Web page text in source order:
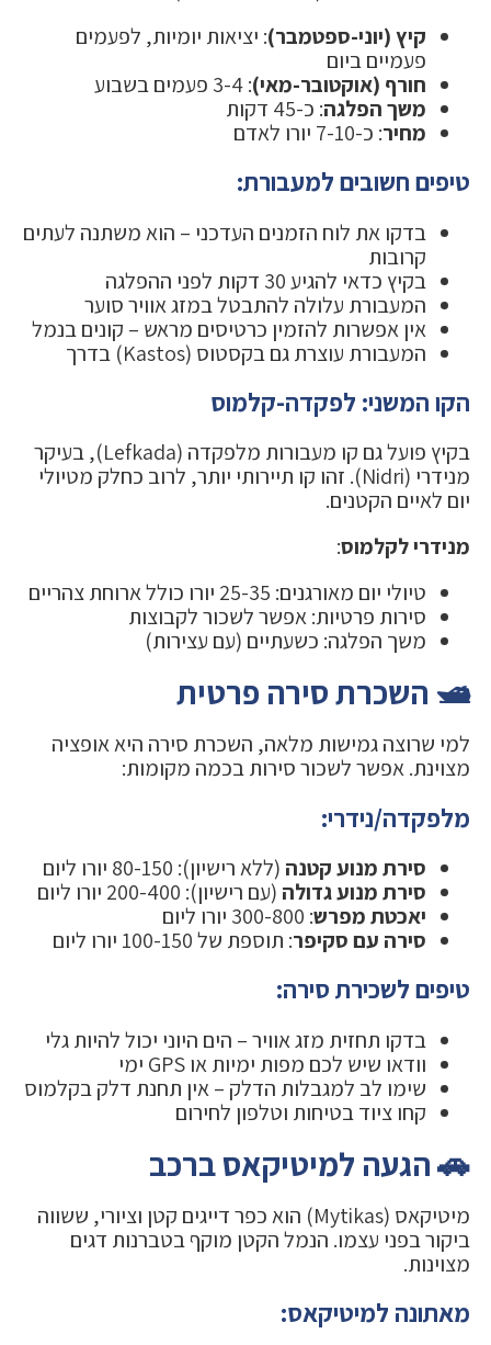
קיץ (יוני-ספטמבר): יציאות יומיות, לפעמים
פעמיים ביום
חורף (אוקטובר-מאי): 3-4 פעמים בשבוע
משך הפלגה: כ-45 דקות
מחיר: כ-7-10 יורו לאדם
טיפים חשובים למעבורת:
בדקו את לוח הזמנים העדכני – הוא משתנה לעתים
קרובות
בקיץ כדאי להגיע 30 דקות לפני ההפלגה
המעבורת עלולה להתבטל במזג אוויר סוער
אין אפשרות להזמין כרטיסים מראש – קונים בנמל
המעבורת עוצרת גם בקסטוס (Kastos) בדרך
הקו המשני: לפקדה-קלמוס
בקיץ פועל גם קו מעבורות מלפקדה (Lefkada), בעיקר
מנידרי (Nidri). זהו קו תיירותי יותר, לרוב כחלק מטיולי
יום לאיים הקטנים.
מנידרי לקלמוס:
טיולי יום מאורגנים: 25-35 יורו כולל ארוחת צהריים
סירות פרטיות: אפשר לשכור לקבוצות
משך הפלגה: כשעתיים (עם עצירות)
🛥️ השכרת סירה פרטית
למי שרוצה גמישות מלאה, השכרת סירה היא אופציה
מצוינת. אפשר לשכור סירות בכמה מקומות:
מלפקדה/נידרי:
סירת מנוע קטנה (ללא רישיון): 80-150 יורו ליום
סירת מנוע גדולה (עם רישיון): 200-400 יורו ליום
יאכטת מפרש: 300-800 יורו ליום
סירה עם סקיפר: תוספת של 100-150 יורו ליום
טיפים לשכירת סירה:
בדקו תחזית מזג אוויר – הים היוני יכול להיות גלי
וודאו שיש לכם מפות ימיות או GPS ימי
שימו לב למגבלות הדלק – אין תחנת דלק בקלמוס
קחו ציוד בטיחות וטלפון לחירום
🚗 הגעה למיטיקאס ברכב
מיטיקאס (Mytikas) הוא כפר דייגים קטן וציורי, ששווה
ביקור בפני עצמו. הנמל הקטן מוקף בטברנות דגים
מצוינות.
מאתונה למיטיקאס: